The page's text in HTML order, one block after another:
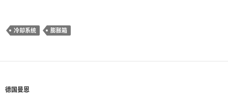
冷却系统 膨胀箱
德国曼恩